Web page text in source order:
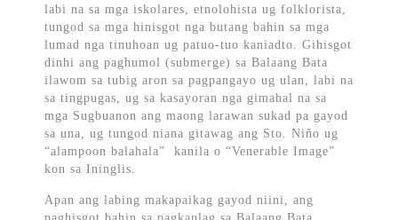
labi na sa mga iskolares, etnolohista ug folklorista,
tungod sa mga hinisgot nga butang bahin sa mga
lumad nga tinuhoan ug patuo-tuo kaniadto. Gihisgot
dinhi ang paghumol (submerge) sa Balaang Bata
ilawom sa tubig aron sa pagpangayo ug ulan, labi na
sa tingpugas, ug sa kasayoran nga gimahal na sa
mga Sugbuanon ang maong larawan sukad pa gayod
sa una, ug tungod niana gitawag ang Sto. Niño ug
“alampoon balahala” kanila o “Venerable Image”
kon sa Ininglis.
Apan ang labing makapaikag gayod niini, ang